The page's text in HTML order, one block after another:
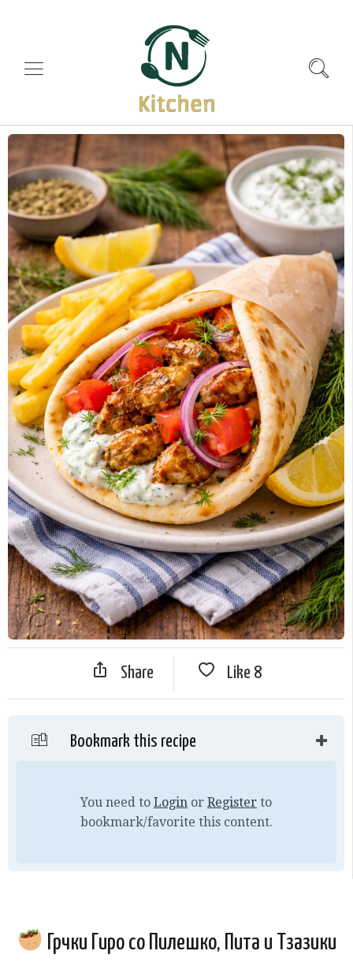
Share Like 8
Bookmark this recipe
You need to Login or Register to
bookmark/favorite this content.
Грчки Гиро со Пилешко, Пита и Тзазики